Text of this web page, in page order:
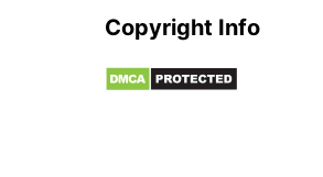
Copyright Info